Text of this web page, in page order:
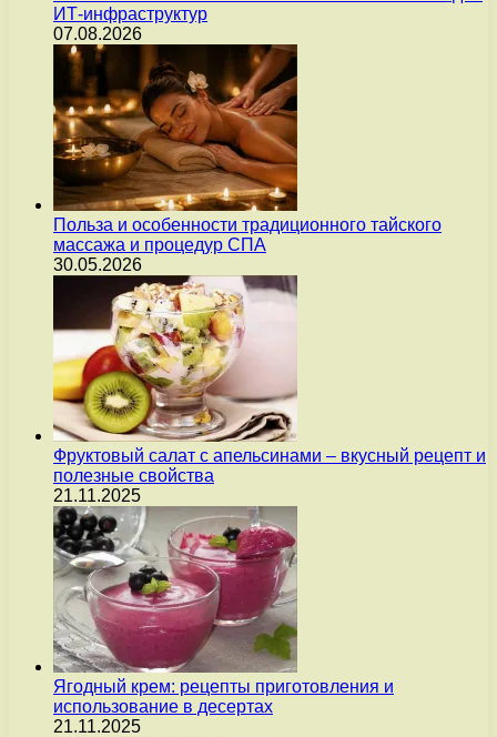
ИТ-инфраструктур
07.08.2026
Польза и особенности традиционного тайского
массажа и процедур СПА
30.05.2026
Фруктовый салат с апельсинами – вкусный рецепт и
полезные свойства
21.11.2025
Ягодный крем: рецепты приготовления и
использование в десертах
21.11.2025